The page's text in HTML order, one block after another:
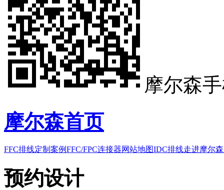
摩尔森
摩尔森首页
FFC排线定制案例FFC/FPC连接器网站地图IDC排线走进摩尔森
预约设计